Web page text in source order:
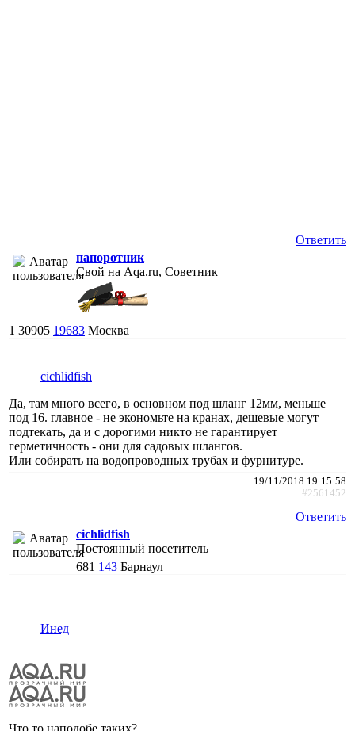
Ответить
папоротник
Свой на Aqa.ru, Советник
1 30905 19683 Москва
cichlidfish
Да, там много всего, в основном под шланг 12мм, меньше
под 16. главное - не экономьте на кранах, дешевые могут
подтекать, да и с дорогими никто не гарантирует
герметичность - они для садовых шлангов.
Или собирать на водопроводных трубах и фурнитуре.
19/11/2018 19:15:58
#2561452
Ответить
cichlidfish
Постоянный посетитель
681 143 Барнаул
Инед
Что то наподобе таких?